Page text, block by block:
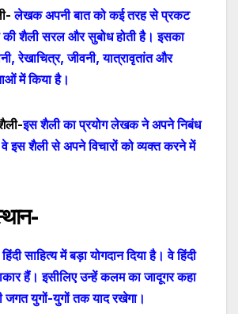
लेखक अपनी बात को कई तरह से प्रकट
शैली सरल और सुबोध होती है। इसका
, रेखाचित्र, जीवनी, यात्रावृतांत और
में किया है।
इस शैली का प्रयोग लेखक ने अपने निबंध
इस शैली से अपने विचारों को व्यक्त करने में
साहित्य में बड़ा योगदान दिया है। वे हिंदी
हैं। इसीलिए उन्हें कलम का जादूगर कहा
जगत युगों-युगों तक याद रखेगा।